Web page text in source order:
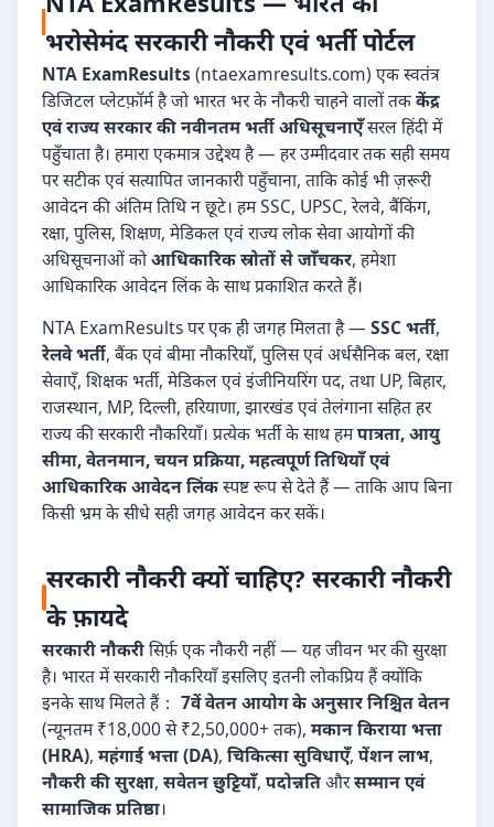
भरोसेमंद सरकारी नौकरी एवं भर्ती पोर्टल
NTA ExamResults (ntaexamresults.com) एक स्वतंत्र
डिजिटल प्लेटफ़ॉर्म है जो भारत भर के नौकरी चाहने वालों तककेंद्र
एवं राज्य सरकार की नवीनतम भर्ती अधिसूचनाएँसरल हिंदी में
पहुँचाता है। हमारा एकमात्र उद्देश्य है — हर उम्मीदवार तक सही समय
पर सटीक एवं सत्यापित जानकारी पहुँचाना, ताकि कोई भी ज़रूरी
आवेदन की अंतिम तिथि न छूटे। हम SSC, UPSC, रेलवे, बैंकिंग,
रक्षा, पुलिस, शिक्षण, मेडिकल एवं राज्य लोक सेवा आयोगों की
अधिसूचनाओं कोआधिकारिक स्रोतों से जाँचकर, हमेशा
आधिकारिक आवेदन लिंक के साथ प्रकाशित करते हैं।
NTA ExamResults पर एक ही जगह मिलता है — SSC भर्ती,
रेलवे भर्ती, बैंक एवं बीमा नौकरियाँ, पुलिस एवं अर्धसैनिक बल, रक्षा
सेवाएँ, शिक्षक भर्ती, मेडिकल एवं इंजीनियरिंग पद, तथा UP, बिहार,
राजस्थान, MP, दिल्ली, हरियाणा, झारखंड एवं तेलंगाना सहित हर
राज्य की सरकारी नौकरियाँ। प्रत्येक भर्ती के साथ हमपात्रता, आयु
सीमा, वेतनमान, चयन प्रक्रिया, महत्वपूर्ण तिथियाँ एवं
आधिकारिक आवेदन लिंकस्पष्ट रूप से देते हैं — ताकि आप बिना
किसी भ्रम के सीधे सही जगह आवेदन कर सकें।
सरकारी नौकरी क्यों चाहिए? सरकारी नौकरी
के फ़ायदे
सरकारी नौकरीसिर्फ़ एक नौकरी नहीं — यह जीवन भर की सुरक्षा
है। भारत में सरकारी नौकरियाँ इसलिए इतनी लोकप्रिय हैं क्योंकि
इनके साथ मिलते हैं： 7वें वेतन आयोग के अनुसार निश्चित वेतन
(न्यूनतम ₹18,000 से ₹2,50,000+ तक), मकान किराया भत्ता
(HRA), महंगाई भत्ता (DA), चिकित्सा सुविधाएँ, पेंशन लाभ,
नौकरी की सुरक्षा, सवेतन छुट्टियाँ, पदोन्नतिऔरसम्मान एवं
सामाजिक प्रतिष्ठा।